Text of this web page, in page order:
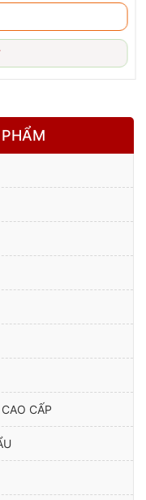
pha trà, sữa, cà phê,
nhiệt độ bên ngoài
lít nước tinh khiết để
cho hoạt động
CẤP